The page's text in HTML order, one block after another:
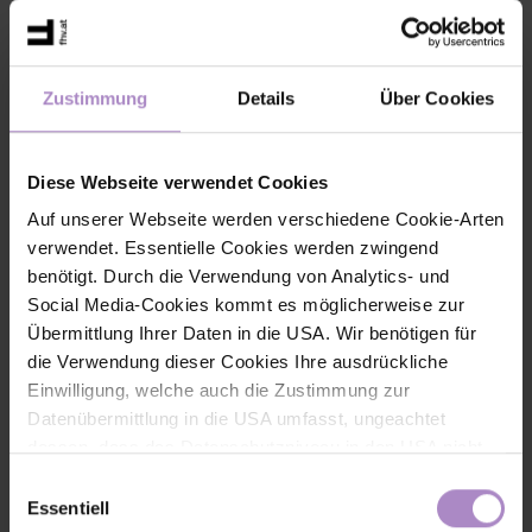
Zustimmung Details Über Cookies
Diese Webseite verwendet Cookies
Auf unserer Webseite werden verschiedene Cookie-Arten
verwendet. Essentielle Cookies werden zwingend
benötigt. Durch die Verwendung von Analytics- und
Social Media-Cookies kommt es möglicherweise zur
Übermittlung Ihrer Daten in die USA. Wir benötigen für
die Verwendung dieser Cookies Ihre ausdrückliche
Einwilligung, welche auch die Zustimmung zur
Datenübermittlung in die USA umfasst, ungeachtet
für die Rechte und Freiheiten der betroffenen Personen
Essentiell
KI-KompassLab: Qualifizierung für die strategische Nutzung
von KI Das KI-KompassLab unterstützt Vorarlberger KMU dabei,
Künstliche Intelligenz strategisch und verantwortungsvoll
einzusetzen. Gemeinsam werden KI-Kompetenzen aufgebaut
und nachhaltige KI-Strategien für die digitale Zukunft entwickelt.
#laufende Projekte DBT